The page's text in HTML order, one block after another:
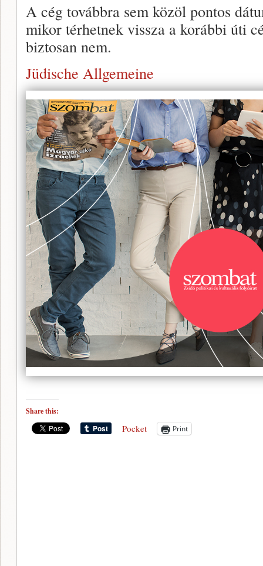
A cég továbbra sem közöl pontos
mikor térhetnek vissza a korábbi úti
biztosan nem.
Jüdische Allgemeine
Share this:
Pocket Print